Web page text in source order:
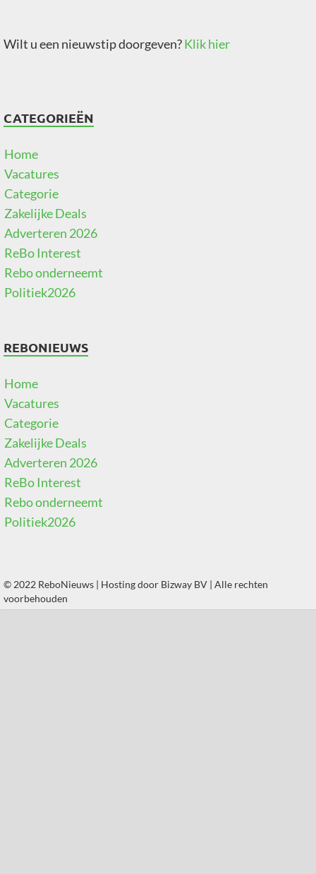
Wilt u een nieuwstip doorgeven?Klik hier
CATEGORIEËN
Home
Vacatures
Categorie
Zakelijke Deals
Adverteren 2026
ReBo Interest
Rebo onderneemt
Politiek2026
REBONIEUWS
Home
Vacatures
Categorie
Zakelijke Deals
Adverteren 2026
ReBo Interest
Rebo onderneemt
Politiek2026
© 2022 ReboNieuws | Hosting door Bizway BV | Alle rechten
voorbehouden